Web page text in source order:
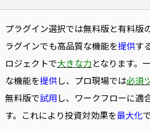
プラグイン選択では無料版と有料版
ラグインでも高品質な機能を提供す
ロジェクトで大きな力となります。
な機能を提供し、プロ現場では必須
無料版で試用 し、ワークフローに適
す。これにより投資対効果を最大化